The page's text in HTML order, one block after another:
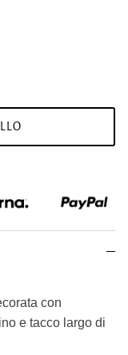
con
e tacco largo di